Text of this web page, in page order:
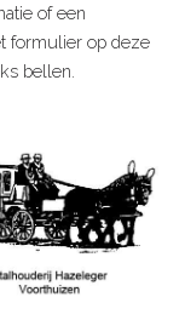
of een
formulier op deze
bellen.